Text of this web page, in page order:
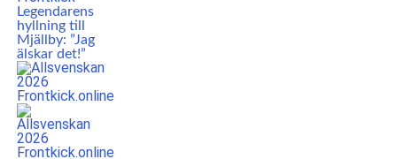
Legendarens
hyllning till
Mjällby: ”Jag
älskar det!”